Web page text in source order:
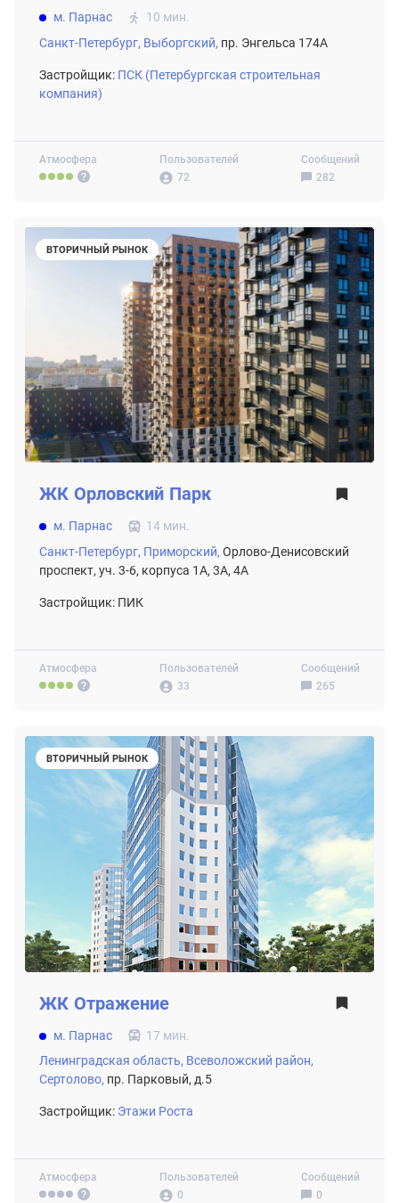
Атмосфера
Пользователей
72
Сообщений
282
м. Парнас
10 мин.
Санкт-Петербург, Выборгский, пр. Энгельса 174А
Застройщик: ПСК (Петербургская строительная
компания)
ВТОРИЧНЫЙ РЫНОК
Атмосфера
Пользователей
33
Сообщений
265
ЖК Орловский Парк
м. Парнас
14 мин.
Санкт-Петербург, Приморский, Орлово-Денисовский
проспект, уч. 3-6, корпуса 1А, 3А, 4А
Застройщик: ПИК
ВТОРИЧНЫЙ РЫНОК
Атмосфера
Пользователей
0
Сообщений
0
ЖК Отражение
м. Парнас
17 мин.
Ленинградская область, Всеволожский район,
Сертолово, пр. Парковый, д.5
Застройщик: Этажи Роста